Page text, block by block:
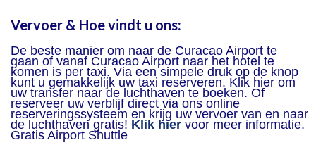
Vervoer & Hoe vindt u ons:
De beste manier om naar de Curacao Airport te
gaan of vanaf Curacao Airport naar het hotel te
komen is per taxi. Via een simpele druk op de knop
kunt u gemakkelijk uw taxi reserveren. Klik hier om
uw transfer naar de luchthaven te boeken. Of
reserveer uw verblijf direct via ons online
reserveringssysteem en krijg uw vervoer van en naar
de luchthaven gratis! Klik hier voor meer informatie.
Gratis Airport Shuttle